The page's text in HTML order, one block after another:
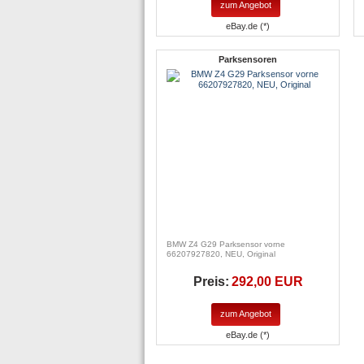
zum Angebot
eBay.de (*)
Parksensoren
BMW Z4 G29 Parksensor vorne
66207927820, NEU, Original
Preis: 292,00 EUR
zum Angebot
eBay.de (*)